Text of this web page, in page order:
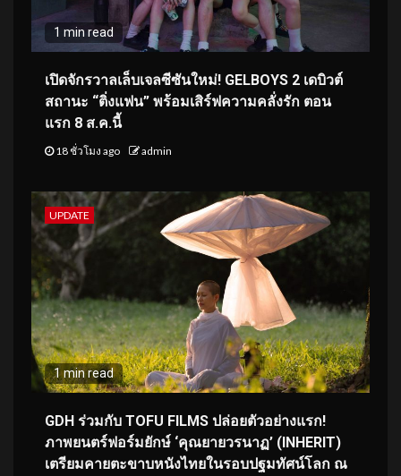
1 min read
เปิดจักรวาลเล็บเจลซีซันใหม่! GELBOYS 2 เดบิวต์
สถานะ “ติ่งแฟน” พร้อมเสิร์ฟความคลั่งรัก ตอน
แรก 8 ส.ค.นี้
18 ชั่วโมง ago admin
UPDATE
1 min read
GDH ร่วมกับ TOFU FILMS ปล่อยตัวอย่างแรก!
ภาพยนตร์ฟอร์มยักษ์ ‘คุณยายวรนาฏ’ (INHERIT)
เตรียมคายตะขาบหนังไทยในรอบปฐมทัศน์โลก ณ